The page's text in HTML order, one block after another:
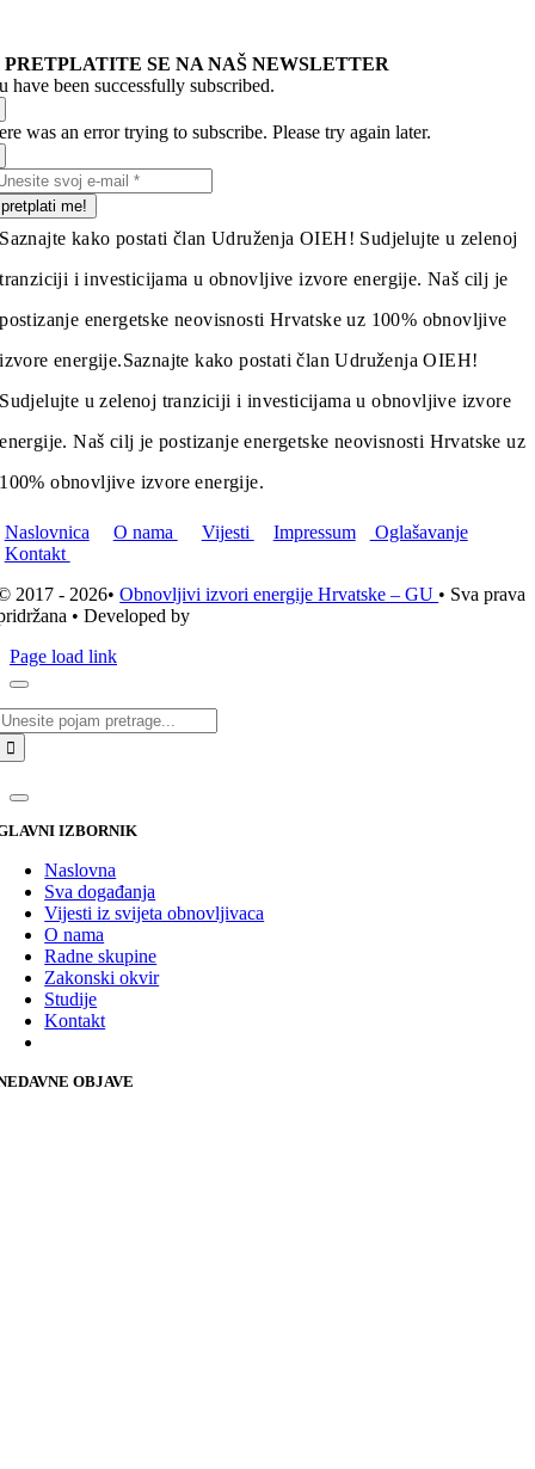
PRETPLATITE SE NA NAŠ NEWSLETTER
have been successfully subscribed.
was an error trying to subscribe. Please try again later.
pretplati me!
Saznajte kako postati član Udruženja OIEH! Sudjelujte u zelenoj
tranziciji i investicijama u obnovljive izvore energije. Naš cilj je
postizanje energetske neovisnosti Hrvatske uz 100% obnovljive
izvore energije.Saznajte kako postati član Udruženja OIEH!
Sudjelujte u zelenoj tranziciji i investicijama u obnovljive izvore
energije. Naš cilj je postizanje energetske neovisnosti Hrvatske uz
100% obnovljive izvore energije.
Naslovnica O nama Vijesti Impressum
Oglašavanje
Kontakt
2017 - 2026•Obnovljivi izvori energije Hrvatske – GU • Sva prava
• Developed by
Page load link
IZBORNIK
Naslovna
Sva događanja
Vijesti iz svijeta obnovljivaca
O nama
Radne skupine
Zakonski okvir
Studije
Kontakt
OBJAVE